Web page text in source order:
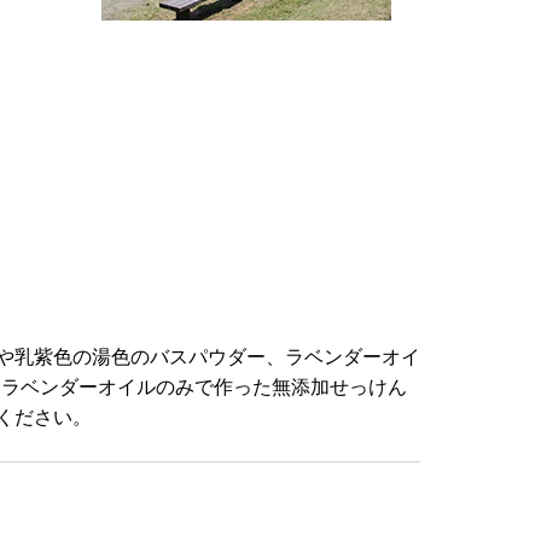
紫色の湯色のバスパウダー、ラベンダーオイ
ベンダーオイルのみで作った無添加せっけん
さい。